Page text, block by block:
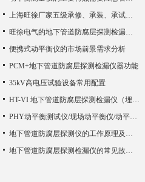
上海旺徐厂家五级承修、承装、承试类资质主要试验设备配置表
旺徐电气的地下管道防腐层探测检漏仪使用时候需要注意的要点分析
便携式动平衡仪的市场前景需求分析
PCM+地下管道防腐层探测检漏仪器功能
35kV高电压试验设备常用配置
HT-VI 地下管道防腐层探测检漏仪（埋地管道音频检漏仪）
PHY动平衡测试仪/现场动平衡仪/动平衡仪具有多功能性
地下管道防腐层探测仪的工作原理及其特点
地下管道防腐层探测检漏仪的常见故障相应解决方法分享